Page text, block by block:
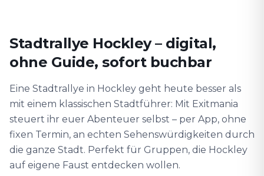
Stadtrallye Hockley – digital,
ohne Guide, sofort buchbar
Eine Stadtrallye in Hockley geht heute besser als
mit einem klassischen Stadtführer: Mit Exitmania
steuert ihr euer Abenteuer selbst – per App, ohne
fixen Termin, an echten Sehenswürdigkeiten durch
die ganze Stadt. Perfekt für Gruppen, die Hockley
auf eigene Faust entdecken wollen.